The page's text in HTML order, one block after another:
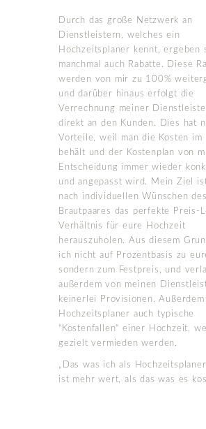
Durch das große Netzwerk an
Dienstleistern, welches ein
Hochzeitsplaner kennt, ergeben
manchmal auch Rabatte. Diese
werden von mir zu 100%
und darüber hinaus erfolgt die
Verrechnung meiner
direkt an den Kunden. Dies hat
Vorteile, weil man die Kosten im
behält und der Kostenplan von
Entscheidung immer wieder
und angepasst wird. Mein Ziel
nach individuellen Wünschen des
Brautpaares das perfekte Preis-
Verhältnis für eure Hochzeit
herauszuholen. Aus diesem
ich nicht auf Prozentbasis zu
sondern zum Festpreis, und
außerdem von meinen
keinerlei Provisionen.
Hochzeitsplaner auch typische
“Kostenfallen“ einer Hochzeit,
gezielt vermieden werden.
„Das was ich als
ist mehr wert, als das was es